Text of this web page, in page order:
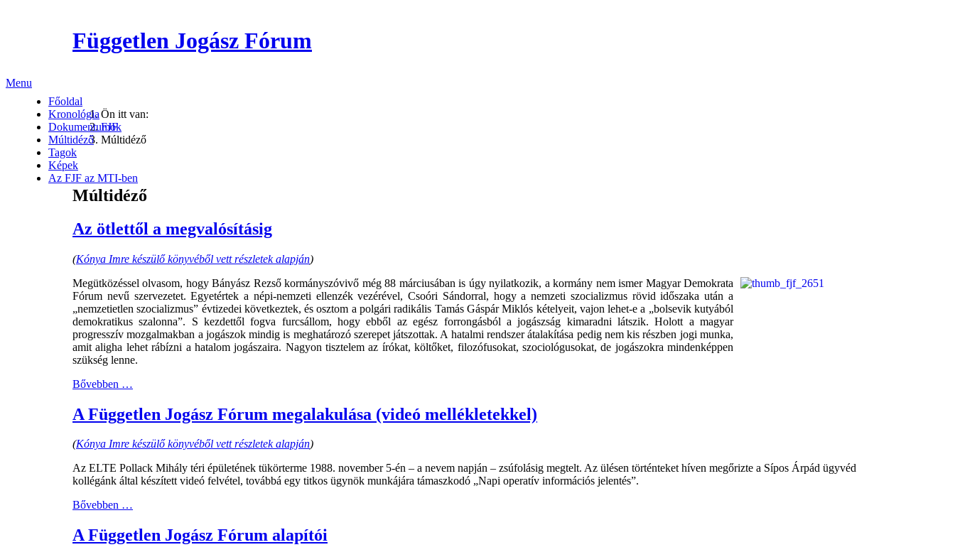
Független Jogász Fórum
Főoldal
Kronológia
Dokumentumok
Múltidéző
Tagok
Képek
Az FJF az MTI-ben
Menu
Ön itt van:
FJF
Múltidéző
Múltidéző
Az ötlettől a megvalósításig
(Kónya Imre készülő könyvéből vett részletek alapján)
Megütközéssel olvasom, hogy Bányász Rezső kormányszóvivő még 88 márciusában is úgy nyilatkozik, a kormány nem ismer Magyar Demokrata
Fórum nevű szervezetet. Egyetértek a népi-nemzeti ellenzék vezérével, Csoóri Sándorral, hogy a nemzeti szocializmus rövid időszaka után a
„nemzetietlen szocializmus” évtizedei következtek, és osztom a polgári radikális Tamás Gáspár Miklós kételyeit, vajon lehet-e a „bolsevik kutyából
demokratikus szalonna”. S kezdettől fogva furcsállom, hogy ebből az egész forrongásból a jogászság kimaradni látszik. Holott a magyar
progresszív mozgalmakban a jogászok mindig is meghatározó szerepet játszottak. A hatalmi rendszer átalakítása pedig nem kis részben jogi munka,
amit aligha lehet rábízni a hatalom jogászaira. Nagyon tisztelem az írókat, költőket, filozófusokat, szociológusokat, de jogászokra mindenképpen
szükség lenne.
Bővebben …
A Független Jogász Fórum megalakulása (videó mellékletekkel)
(Kónya Imre készülő könyvéből vett részletek alapján)
Az ELTE Pollack Mihály téri épületének tükörterme 1988. november 5-én – a nevem napján – zsúfolásig megtelt. Az ülésen történteket híven megőrizte a Sípos Árpád ügyvéd
kollégánk által készített videó felvétel, továbbá egy titkos ügynök munkájára támaszkodó „Napi operatív információs jelentés”.
Bővebben …
A Független Jogász Fórum alapítói